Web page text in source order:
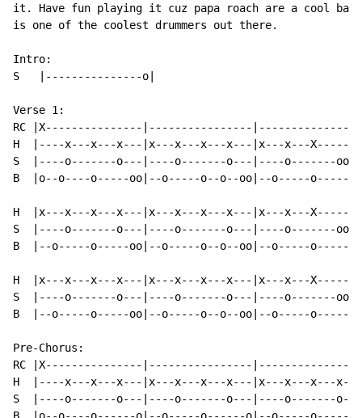
it. Have fun playing it cuz papa roach are a cool band
is one of the coolest drummers out there.
Intro:
S   |---------------o|
Verse 1:
RC |X---------------|----------------
H  |----x---x---x---|x---x---x---x---|x---x---
S  |----o-------o---|----o-------o---|----o-------
B  |o--o----o-----oo|--o-----o--o--oo|--o-----o-------
H  |x---x---x---x---|x---x---x---x---|x---x---
S  |----o-------o---|----o-------o---|----o-------
B  |--o-----o-----oo|--o-----o--o--oo|--o-----o-------
H  |x---x---x---x---|x---x---x---x---|x---x---
S  |----o-------o---|----o-------o---|----o-------oo--
B  |--o-----o-----oo|--o-----o--o--oo|--o-----
Pre-Chorus:
RC |X---------------|----------------
H  |----x---x---x---|x---x---x---x---|x---x---x---
S  |----o-------o---|----o-------o---|----o-------o---